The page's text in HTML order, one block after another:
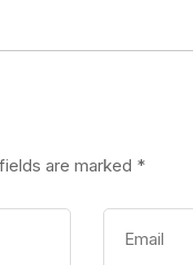
are marked *